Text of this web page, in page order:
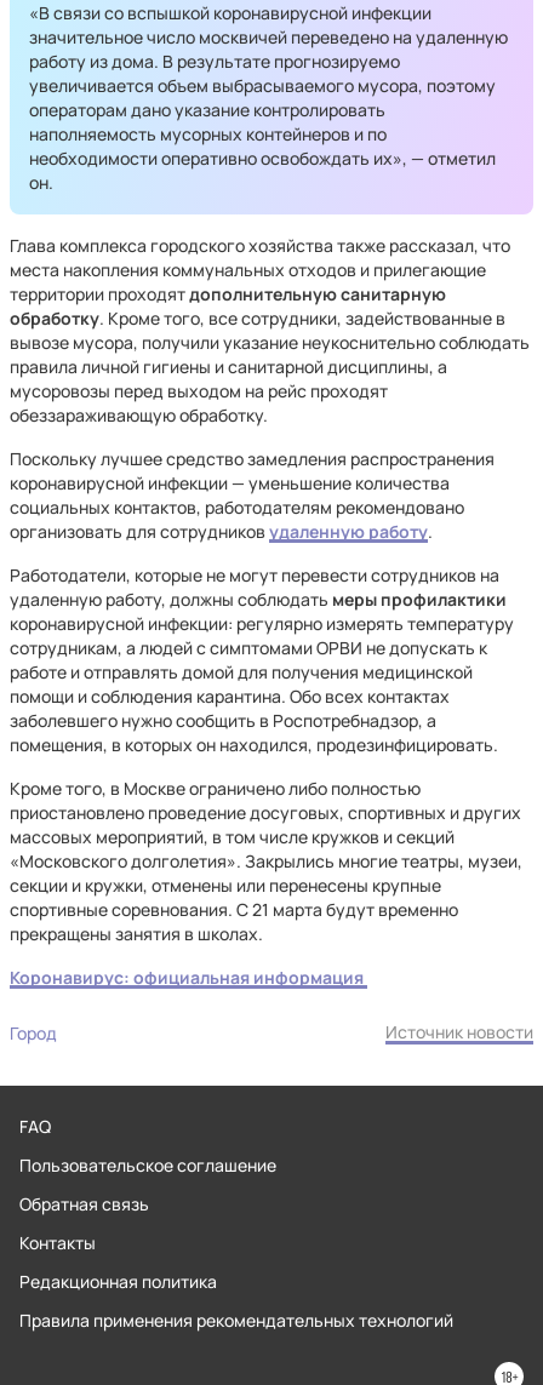
«В связи со вспышкой коронавирусной инфекции
значительное число москвичей переведено на удаленную
работу из дома. В результате прогнозируемо
увеличивается объем выбрасываемого мусора, поэтому
операторам дано указание контролировать
наполняемость мусорных контейнеров и по
необходимости оперативно освобождать их», — отметил
он.
Глава комплекса городского хозяйства также рассказал, что
места накопления коммунальных отходов и прилегающие
территории проходятдополнительную санитарную
обработку. Кроме того, все сотрудники, задействованные в
вывозе мусора, получили указание неукоснительно соблюдать
правила личной гигиены и санитарной дисциплины, а
мусоровозы перед выходом на рейс проходят
обеззараживающую обработку.
Поскольку лучшее средство замедления распространения
коронавирусной инфекции — уменьшение количества
социальных контактов, работодателям рекомендовано
организовать для сотрудников удаленную работу.
Работодатели, которые не могут перевести сотрудников на
удаленную работу, должны соблюдать меры профилактики
коронавирусной инфекции: регулярно измерять температуру
сотрудникам, а людей с симптомами ОРВИ не допускать к
работе и отправлять домой для получения медицинской
помощи и соблюдения карантина. Обо всех контактах
заболевшего нужно сообщить в Роспотребнадзор, а
помещения, в которых он находился, продезинфицировать.
Кроме того, в Москве ограничено либо полностью
приостановлено проведение досуговых, спортивных и других
массовых мероприятий, в том числе кружков и секций
«Московского долголетия». Закрылись многие театры, музеи,
секции и кружки, отменены или перенесены крупные
спортивные соревнования. С 21 марта будут временно
прекращены занятия в школах.
Коронавирус: официальная информация
Город Источник новости
FAQ
Пользовательское соглашение
Обратная связь
Контакты
Редакционная политика
Правила применения рекомендательных технологий